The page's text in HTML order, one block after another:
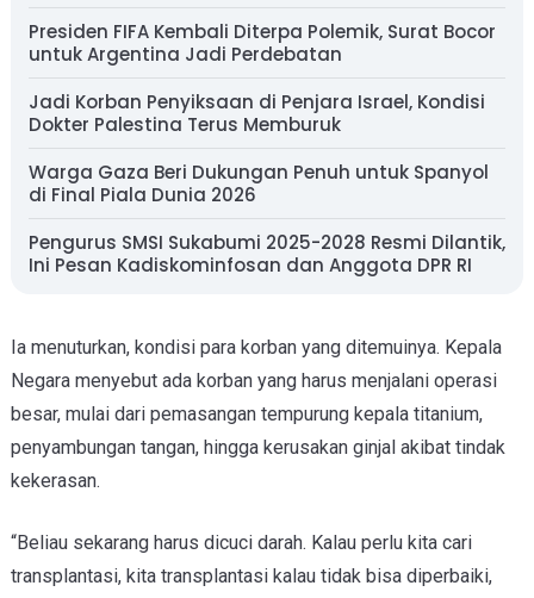
Presiden FIFA Kembali Diterpa Polemik, Surat Bocor
untuk Argentina Jadi Perdebatan
Jadi Korban Penyiksaan di Penjara Israel, Kondisi
Dokter Palestina Terus Memburuk
Warga Gaza Beri Dukungan Penuh untuk Spanyol
di Final Piala Dunia 2026
Pengurus SMSI Sukabumi 2025-2028 Resmi Dilantik,
Ini Pesan Kadiskominfosan dan Anggota DPR RI
Ia menuturkan, kondisi para korban yang ditemuinya. Kepala
Negara menyebut ada korban yang harus menjalani operasi
besar, mulai dari pemasangan tempurung kepala titanium,
penyambungan tangan, hingga kerusakan ginjal akibat tindak
kekerasan.
“Beliau sekarang harus dicuci darah. Kalau perlu kita cari
transplantasi, kita transplantasi kalau tidak bisa diperbaiki,